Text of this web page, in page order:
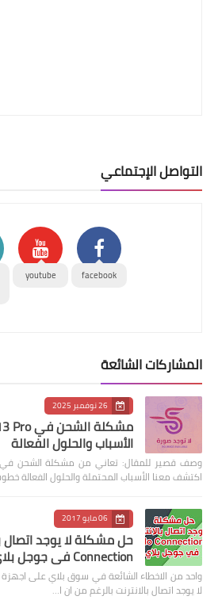
التواصل الإجتماعي
facebook
youtube
المشاركات الشائعة
26 نوفمبر 2025
الأسباب والحلول الفعالة
اكتشف معنا الأسباب المحتملة والحلول الفعالة
06 مايو 2017
Connection في جوجل بلاي
واحد من الاخطاء الشائعة في سوق بلاي على اجهزة
لا يوجد اتصال بالانترنت بالرغم من ان ا…